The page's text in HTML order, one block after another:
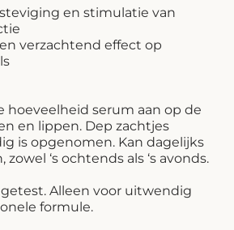
en stimulatie van
verzachtend effect op
hoeveelheid serum aan op de
en lippen. Dep zachtjes
is opgenomen. Kan dagelijks
‘s ochtends als ‘s avonds.
Alleen voor uitwendig
formule.